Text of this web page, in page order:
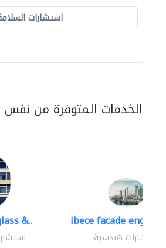
استشارات
الخدمات المتوفرة من نفس
&.. ibece facade
استشارات هندسية